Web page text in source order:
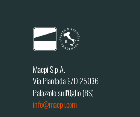
Macpi S.p.A.
Via Piantada 9/D 25036
Palazzolo sull'Oglio (BS)
info@macpi.com